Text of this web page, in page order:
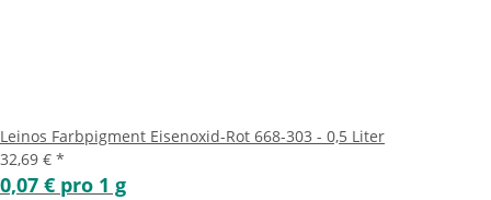
Leinos Farbpigment Eisenoxid-Rot 668-303 - 0,5 Liter
32,69 € *
0,07 € pro 1 g